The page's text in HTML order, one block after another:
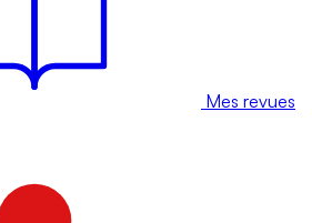
Mes revues